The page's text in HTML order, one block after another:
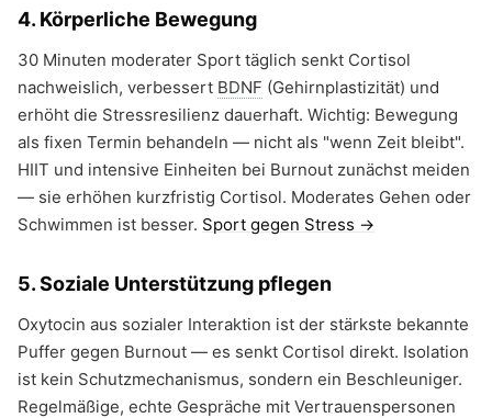
4. Körperliche Bewegung
30 Minuten moderater Sport täglich senkt Cortisol
nachweislich, verbessert BDNF (Gehirnplastizität) und
erhöht die Stressresilienz dauerhaft. Wichtig: Bewegung
als fixen Termin behandeln — nicht als "wenn Zeit bleibt".
HIIT und intensive Einheiten bei Burnout zunächst meiden
— sie erhöhen kurzfristig Cortisol. Moderates Gehen oder
Schwimmen ist besser. Sport gegen Stress →
5. Soziale Unterstützung pflegen
Oxytocin aus sozialer Interaktion ist der stärkste bekannte
Puffer gegen Burnout — es senkt Cortisol direkt. Isolation
ist kein Schutzmechanismus, sondern ein Beschleuniger.
Regelmäßige, echte Gespräche mit Vertrauenspersonen